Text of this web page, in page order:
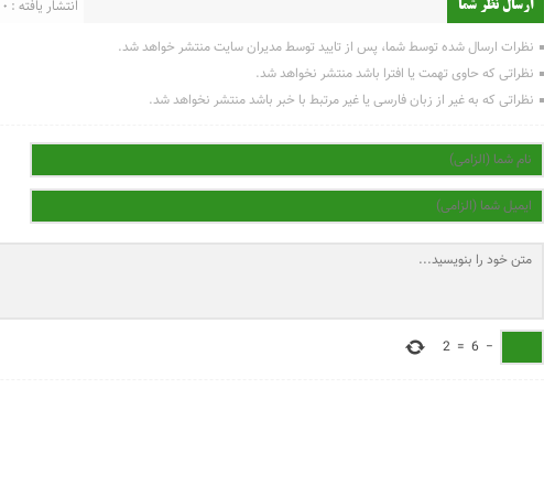
ارسال نظر شما انتشار یافته : 0
نظرات ارسال شده توسط شما، پس از تایید توسط مدیران سایت منتشر خواهد شد.
نظراتی که حاوی تهمت یا افترا باشد منتشر نخواهد شد.
نظراتی که به غیر از زبان فارسی یا غیر مرتبط با خبر باشد منتشر نخواهد شد.
−
6
=
2